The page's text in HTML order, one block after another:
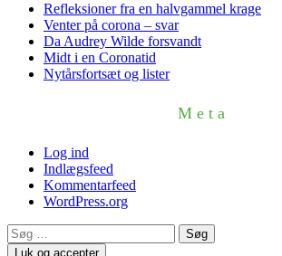
Refleksioner fra en halvgammel krage
Venter på corona – svar
Da Audrey Wilde forsvandt
Midt i en Coronatid
Nytårsfortsæt og lister
Meta
Log ind
Indlægsfeed
Kommentarfeed
WordPress.org
Søg
efter: